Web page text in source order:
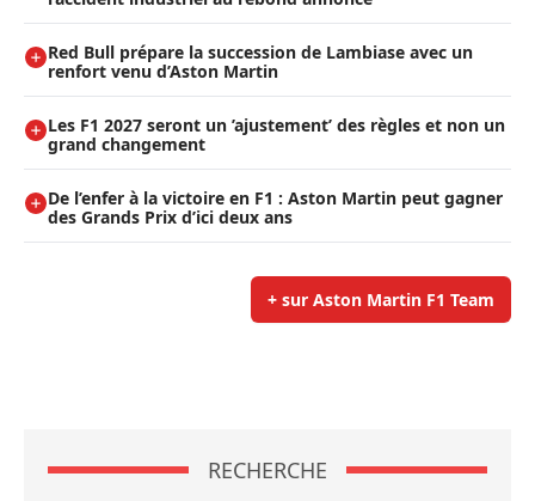
Red Bull prépare la succession de Lambiase avec un
renfort venu d’Aston Martin
Les F1 2027 seront un ’ajustement’ des règles et non un
grand changement
De l’enfer à la victoire en F1 : Aston Martin peut gagner
des Grands Prix d’ici deux ans
+ sur Aston Martin F1 Team
RECHERCHE